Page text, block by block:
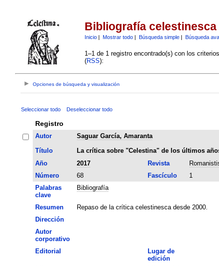
Bibliografía celestinesca
Inicio| Mostrar todo| Búsqueda simple| Búsqueda
1–1 de 1 registro encontrado(s) con los
(RSS):
Opciones de búsqueda y visualización
Seleccionar todo Deseleccionar todo
Registro
Autor
Saguar García, Amaranta
Título
La crítica sobre "Celestina" de los últimos
Año
2017 Revista
Número
68 Fascículo
1
Palabras
clave
Bibliografía
Resumen
Repaso de la crítica celestinesca desde 2000.
Dirección
Autor
corporativo
Editorial
Lugar de
edición